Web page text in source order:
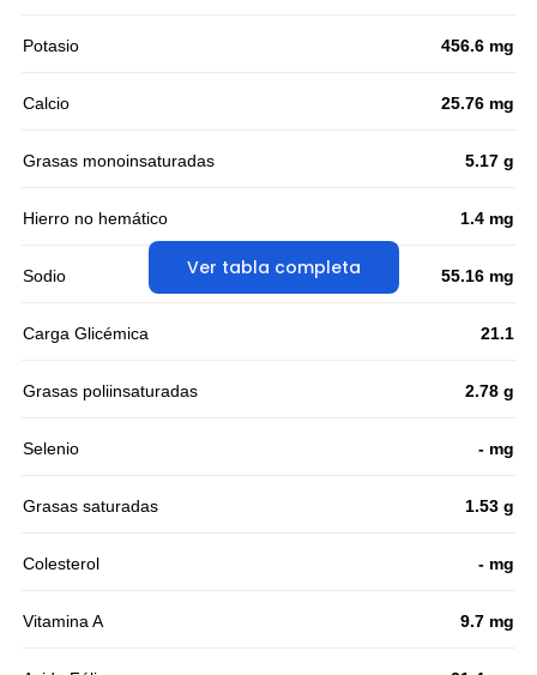
Ver tabla completa
Potasio 456.6 mg
Calcio 25.76 mg
Grasas monoinsaturadas 5.17 g
Hierro no hemático 1.4 mg
Sodio 55.16 mg
Carga Glicémica 21.1
Grasas poliinsaturadas 2.78 g
Selenio - mg
Grasas saturadas 1.53 g
Colesterol - mg
Vitamina A 9.7 mg